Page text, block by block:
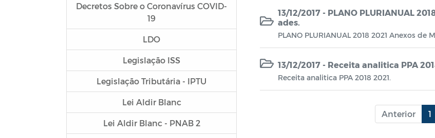
Decretos Sobre o Coronavírus COVID-
19
LDO
Legislação ISS
Legislação Tributária - IPTU
Lei Aldir Blanc
Lei Aldir Blanc - PNAB 2
13/12/2017 - PLANO PLURIANUAL
ades.
PLANO PLURIANUAL 2018 2021 Anexos de
13/12/2017 - Receita analitica PPA
Receita analitica PPA 2018 2021.
Anterior 1